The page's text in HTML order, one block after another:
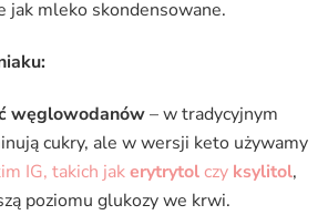
jak mleko skondensowane.
węglowodanów– w tradycyjnym
cukry, ale w wersji keto używamy
IG, takich jakerytrytolczy ksylitol,
poziomu glukozy we krwi.